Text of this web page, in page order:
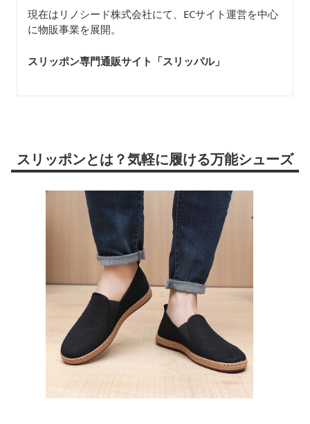
現在はリノシード株式会社にて、ECサイト運営を中心
に物販事業を展開。
スリッポン専門通販サイト「スリッパル」
スリッポンとは？気軽に履ける万能シューズ